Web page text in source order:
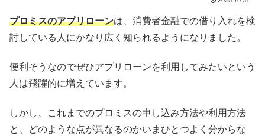
プロミスのアプリローンは、消費者金融での借り入れを検
討している人にかなり広く知られるようになりました。
便利そうなのでぜひアプリローンを利用してみたいという
人は飛躍的に増えています。
しかし、これまでのプロミスの申し込み方法や利用方法
と、どのような点が異なるのかいまひとつよく分からな